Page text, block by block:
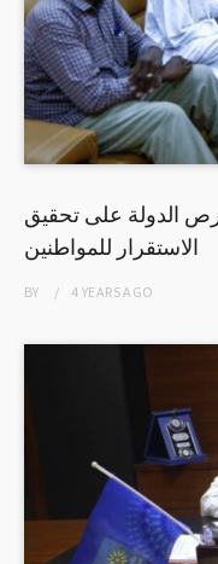
الدولة على تحقيق
الاستقرار للمواطنين
BY 4 YEARSAGO